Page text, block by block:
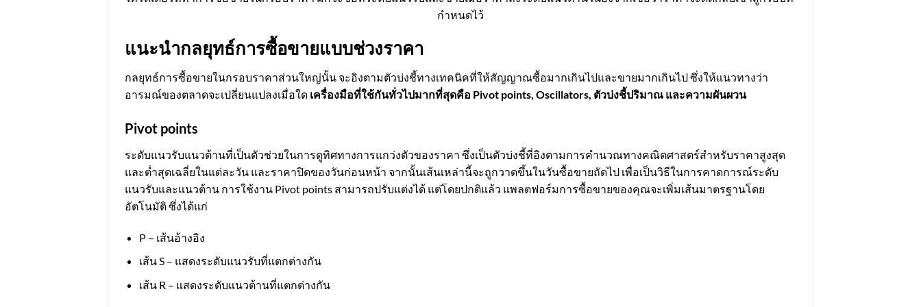
กำหนดไว้
แนะนำกลยุทธ์การซื้อขายแบบช่วงราคา
กลยุทธ์การซื้อขายในกรอบราคาส่วนใหญ่นั้น จะอิงตามตัวบ่งชี้ทางเทคนิคที่ให้สัญญาณซื้อมากเกินไปและขายมากเกินไป ซึ่งให้แนวทางว่า
อารมณ์ของตลาดจะเปลี่ยนแปลงเมื่อใด เครื่องมือที่ใช้กันทั่วไปมากที่สุดคือ Pivot points, Oscillators, ตัวบ่งชี้ปริมาณ และความผันผวน
Pivot points
ระดับแนวรับแนวต้านที่เป็นตัวช่วยในการดูทิศทางการแกว่งตัวของราคา ซึ่งเป็นตัวบ่งชี้ที่อิงตามการคำนวณทางคณิตศาสตร์สำหรับราคาสูงสุด
และต่ำสุดเฉลี่ยในแต่ละวัน และราคาปิดของวันก่อนหน้า จากนั้นเส้นเหล่านี้จะถูกวาดขึ้นในวันซื้อขายถัดไป เพื่อเป็นวิธีในการคาดการณ์ระดับ
แนวรับและแนวต้าน การใช้งาน Pivot points สามารถปรับแต่งได้ แต่โดยปกติแล้ว แพลตฟอร์มการซื้อขายของคุณจะเพิ่มเส้นมาตรฐานโดย
อัตโนมัติ ซึ่งได้แก่
P – เส้นอ้างอิง
เส้น S – แสดงระดับแนวรับที่แตกต่างกัน
เส้น R – แสดงระดับแนวต้านที่แตกต่างกัน